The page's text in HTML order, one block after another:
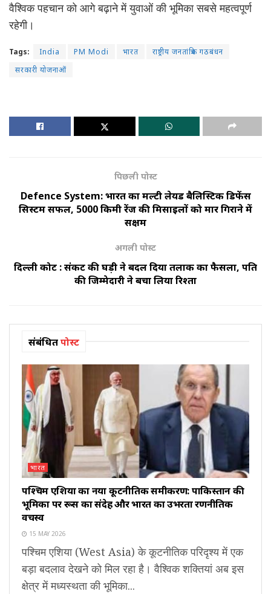
वैश्विक पहचान को आगे बढ़ाने में युवाओं की भूमिका सबसे महत्वपूर्ण
रहेगी।
Tags: India PM Modi भारत
राष्ट्रीय जनतांत्रिक गठबंधन
सरकारी योजनाओं
पिछली पोस्ट
Defence System: भारत का मल्टी लेयर्ड बैलिस्टिक डिफेंस
सिस्टम सफल, 5000 किमी रेंज की मिसाइलों को मार गिराने में
सक्षम
अगली पोस्ट
दिल्ली कोर्ट : संकट की घड़ी ने बदल दिया तलाक का फैसला, पति
की जिम्मेदारी ने बचा लिया रिश्ता
संबंधितपोस्ट
भारत
पश्चिम एशिया का नया कूटनीतिक समीकरण: पाकिस्तान की
भूमिका पर रूस का संदेह और भारत का उभरता रणनीतिक
वर्चस्व
15 MAY 2026
पश्चिम एशिया (West Asia) के कूटनीतिक परिदृश्य में एक
बड़ा बदलाव देखने को मिल रहा है। वैश्विक शक्तियां अब इस
क्षेत्र में मध्यस्थता की भूमिका...